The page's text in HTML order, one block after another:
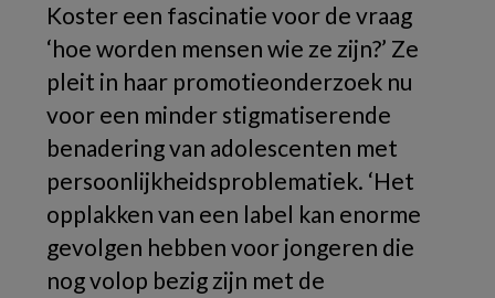
Koster een fascinatie voor de vraag
‘hoe worden mensen wie ze zijn?’ Ze
pleit in haar promotieonderzoek nu
voor een minder stigmatiserende
benadering van adolescenten met
persoonlijkheidsproblematiek. ‘Het
opplakken van een label kan enorme
gevolgen hebben voor jongeren die
nog volop bezig zijn met de